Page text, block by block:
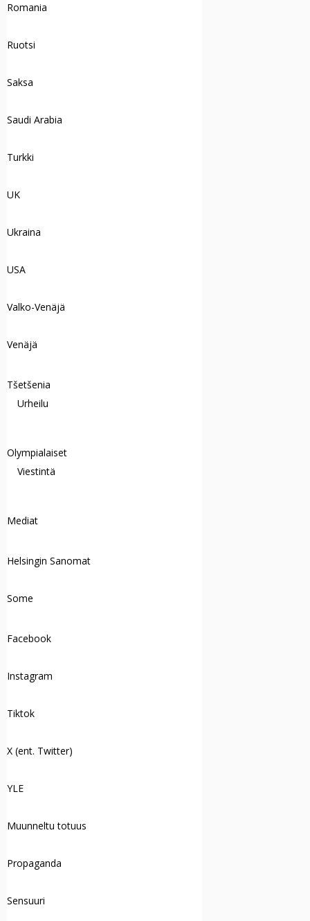
Romania
Ruotsi
Saksa
Saudi Arabia
Turkki
UK
Ukraina
USA
Valko-Venäjä
Venäjä
Tšetšenia
Urheilu
Olympialaiset
Viestintä
Mediat
Helsingin Sanomat
Some
Facebook
Instagram
Tiktok
X (ent. Twitter)
YLE
Muunneltu totuus
Propaganda
Sensuuri